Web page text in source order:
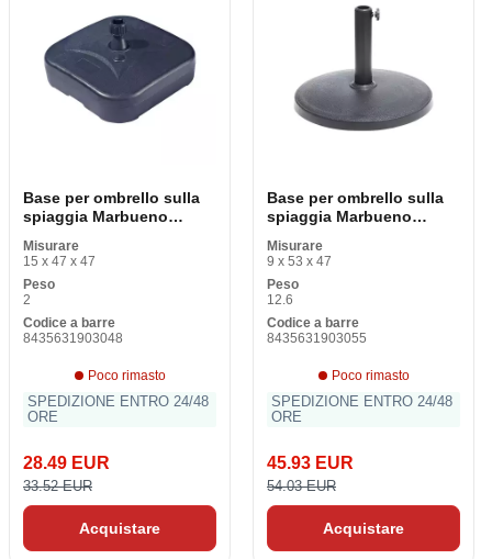
Base per ombrello sulla
spiaggia Marbueno
cm
Misurare
15 x 47 x 47
Peso
2
Codice a barre
8435631903048
Poco rimasto
SPEDIZIONE ENTRO 24/48
ORE
28.49 EUR
33.52 EUR
Acquistare
Base per ombrello sulla
spiaggia Marbueno
44 cm
Misurare
9 x 53 x 47
Peso
12.6
Codice a barre
8435631903055
Poco rimasto
SPEDIZIONE ENTRO 24/48
ORE
45.93 EUR
54.03 EUR
Acquistare